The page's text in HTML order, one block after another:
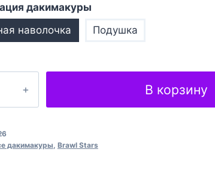
дакимакуры
наволочка
Подушка
В корзину
дакимакуры, Brawl Stars